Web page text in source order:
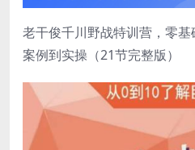
老干俊千川野战特训营，零
案例到实操（21节完整版）